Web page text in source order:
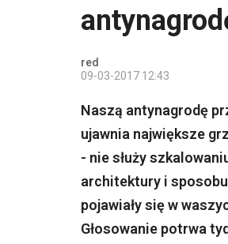
red
09-03-2017 12:43
Naszą antynagrodę
ujawnia największe
- nie służy
architektury i
pojawiały się w
Głosowanie potrwa